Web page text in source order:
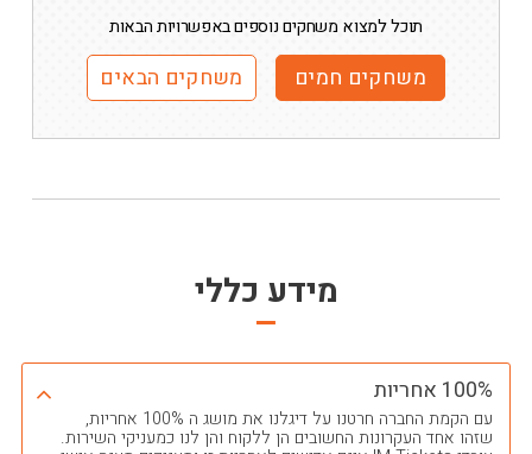
תוכל למצוא משחקים נוספים באפשרויות הבאות
משחקים חמים משחקים הבאים
מידע כללי
100% אחריות
עם הקמת החברה חרטנו על דיגלנו את מושג ה 100% אחריות,
שזהו אחד העקרונות החשובים הן ללקוח והן לנו כמעניקי השירות.